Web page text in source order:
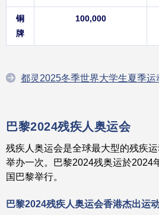
铜
牌
100,000
都灵2025冬季世界大学生夏季运
巴黎2024残疾人奥运会
残疾人奥运会是全球最大型的残疾
举办一次。巴黎2024残奥运於2024
国巴黎举行。
巴黎2024残疾人奥运会香港杰出运